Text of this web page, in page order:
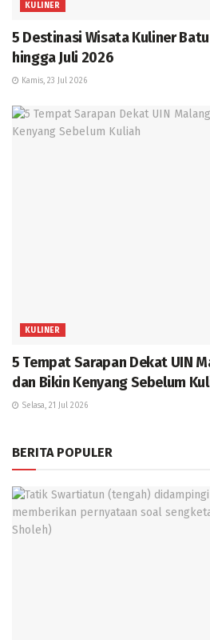
KULINER
5 Destinasi Wisata Kuliner
hingga Juli 2026
Kamis, 23 Jul 2026
KULINER
5 Tempat Sarapan Dekat UIN
dan Bikin Kenyang Sebelum
Selasa, 21 Jul 2026
BERITA POPULER